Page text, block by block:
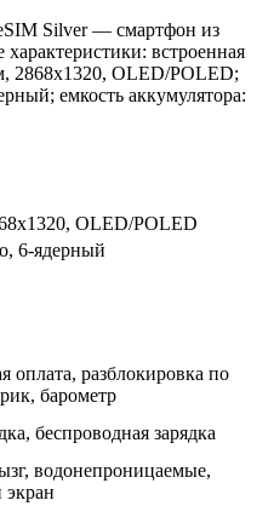
Silver — смартфон из
встроенная
2868x1320, OLED/POLED;
емкость аккумулятора:
OLED/POLED
6-ядерный
оплата, разблокировка по
барометр
беспроводная зарядка
водонепроницаемые,